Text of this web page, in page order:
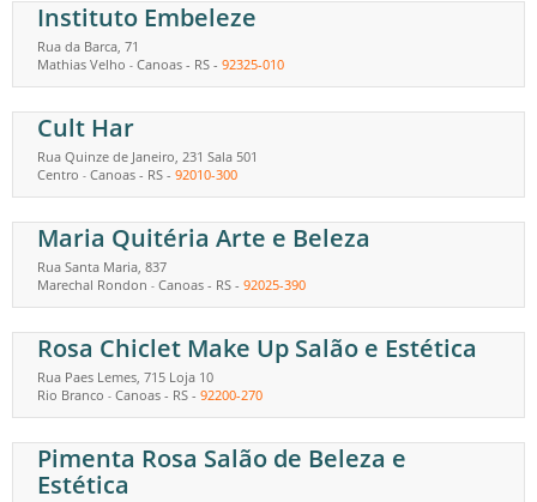
Instituto Embeleze
Rua da Barca, 71
Mathias Velho - Canoas - RS - 92325-010
Cult Har
Rua Quinze de Janeiro, 231 Sala 501
Centro - Canoas - RS - 92010-300
Maria Quitéria Arte e Beleza
Rua Santa Maria, 837
Marechal Rondon - Canoas - RS - 92025-390
Rosa Chiclet Make Up Salão e Estética
Rua Paes Lemes, 715 Loja 10
Rio Branco - Canoas - RS - 92200-270
Pimenta Rosa Salão de Beleza e
Estética